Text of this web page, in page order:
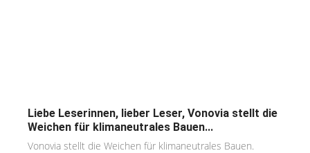
Liebe Leserinnen, lieber Leser, Vonovia stellt die
Weichen für klimaneutrales Bauen...
Vonovia stellt die Weichen für klimaneutrales Bauen.